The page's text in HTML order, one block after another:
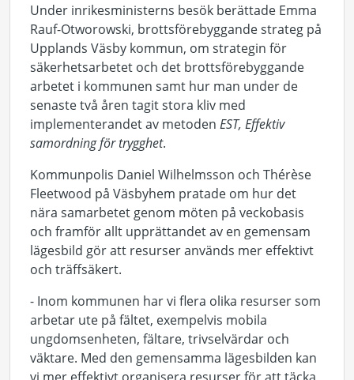
Under inrikesministerns besök berättade Emma
Rauf-Otworowski, brottsförebyggande strateg på
Upplands Väsby kommun, om strategin för
säkerhetsarbetet och det brottsförebyggande
arbetet i kommunen samt hur man under de
senaste två åren tagit stora kliv med
implementerandet av metoden EST, Effektiv
samordning för trygghet.
Kommunpolis Daniel Wilhelmsson och Thérèse
Fleetwood på Väsbyhem pratade om hur det
nära samarbetet genom möten på veckobasis
och framför allt upprättandet av en gemensam
lägesbild gör att resurser används mer effektivt
och träffsäkert.
- Inom kommunen har vi flera olika resurser som
arbetar ute på fältet, exempelvis mobila
ungdomsenheten, fältare, trivselvärdar och
väktare. Med den gemensamma lägesbilden kan